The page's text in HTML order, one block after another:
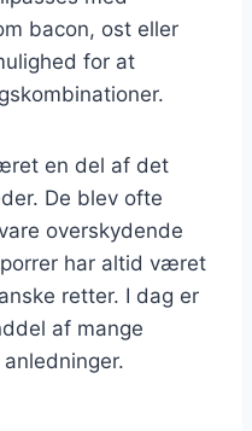
bacon, ost eller
for at
en del af det
De blev ofte
overskydende
har altid været
retter. I dag er
af mange